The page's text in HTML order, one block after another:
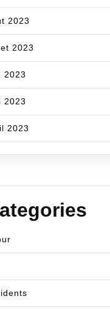
2023
2023
2023
2023
2023